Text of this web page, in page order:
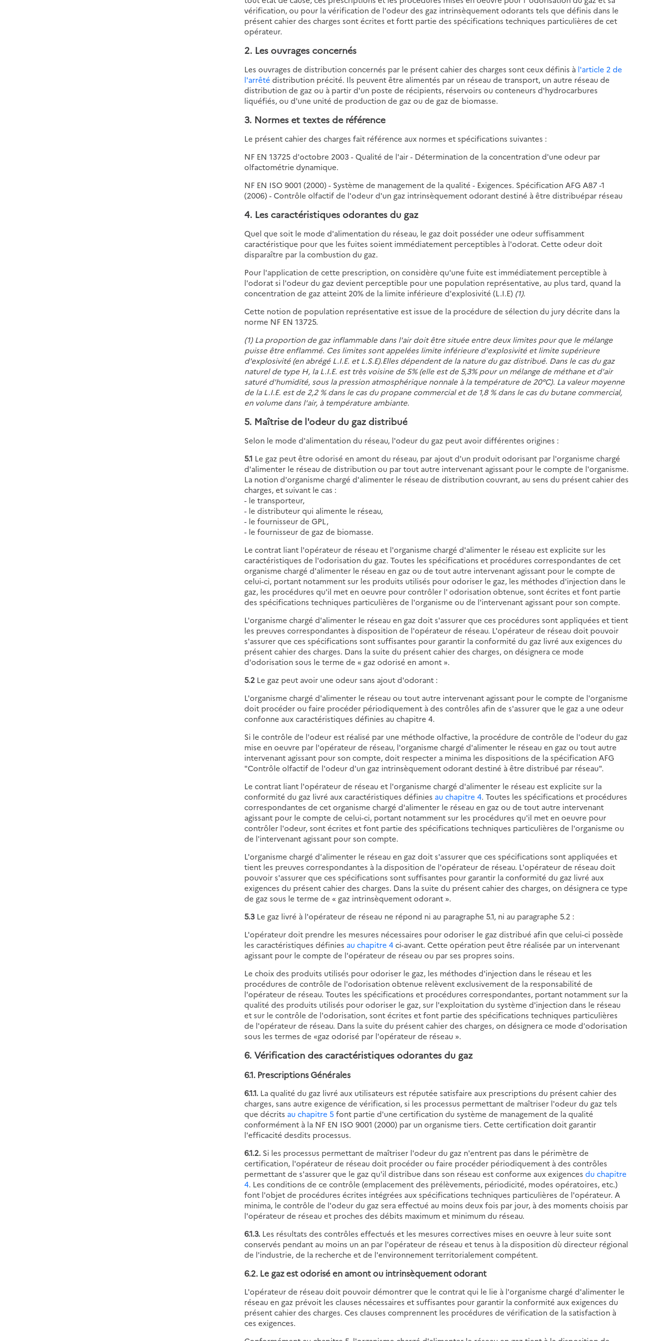
vérification, ou pour la vérification de l'odeur des gaz intrinsèquement odorants tels que définis dans le
présent cahier des charges sont écrites et fortt partie des spécifications techniques particulières de cet
opérateur.
2. Les ouvrages concernés
Les ouvrages de distribution concernés par le présent cahier des charges sont ceux définis à l'article 2 de
l'arrêté distribution précité. Ils peuvent être alimentés par un réseau de transport, un autre réseau de
distribution de gaz ou à partir d'un poste de récipients, réservoirs ou conteneurs d'hydrocarbures
liquéfiés, ou d'une unité de production de gaz ou de gaz de biomasse.
3. Normes et textes de référence
Le présent cahier des charges fait référence aux normes et spécifications suivantes :
NF EN 13725 d'octobre 2003 - Qualité de l'air - Détermination de la concentration d'une odeur par
olfactométrie dynamique.
NF EN ISO 9001 (2000) - Système de management de la qualité - Exigences. Spécification AFG A87 -1
(2006) - Contrôle olfactif de l'odeur d'un gaz intrinsèquement odorant destiné à être distribuépar réseau
4. Les caractéristiques odorantes du gaz
Quel que soit le mode d'alimentation du réseau, le gaz doit posséder une odeur suffisamment
caractéristique pour que les fuites soient immédiatement perceptibles à l'odorat. Cette odeur doit
disparaître par la combustion du gaz.
Pour l'application de cette prescription, on considère qu'une fuite est immédiatement perceptible à
l'odorat si l'odeur du gaz devient perceptible pour une population représentative, au plus tard, quand la
concentration de gaz atteint 20% de la limite inférieure d'explosivité (L.I.E) (1).
Cette notion de population représentative est issue de la procédure de sélection du jury décrite dans la
norme NF EN 13725.
(1) La proportion de gaz inflammable dans l'air doit être située entre deux limites pour que le mélange
puisse être enflammé. Ces limites sont appelées limite inférieure d'explosivité et limite supérieure
d'explosivité (en abrégé L.I.E. et L.S.E).Elles dépendent de la nature du gaz distribué. Dans le cas du gaz
naturel de type H, la L.I.E. est très voisine de 5% (elle est de 5,3% pour un mélange de méthane et d'air
saturé d'humidité, sous la pression atmosphérique nonnale à la température de 20°C). La valeur moyenne
de la L.I.E. est de 2,2 % dans le cas du propane commercial et de 1,8 % dans le cas du butane commercial,
en volume dans l'air, à température ambiante.
5. Maîtrise de l'odeur du gaz distribué
Selon le mode d'alimentation du réseau, l'odeur du gaz peut avoir différentes origines :
5.1 Le gaz peut être odorisé en amont du réseau, par ajout d'un produit odorisant par l'organisme chargé
d'alimenter le réseau de distribution ou par tout autre intervenant agissant pour le compte de l'organisme.
La notion d'organisme chargé d'alimenter le réseau de distribution couvrant, au sens du présent cahier des
charges, et suivant le cas :
- le transporteur,
- le distributeur qui alimente le réseau,
- le fournisseur de GPL,
- le fournisseur de gaz de biomasse.
Le contrat liant l'opérateur de réseau et l'organisme chargé d'alimenter le réseau est explicite sur les
caractéristiques de l'odorisation du gaz. Toutes les spécifications et procédures correspondantes de cet
organisme chargé d'alimenter le réseau en gaz ou de tout autre intervenant agissant pour le compte de
celui-ci, portant notamment sur les produits utilisés pour odoriser le gaz, les méthodes d'injection dans le
gaz, les procédures qu'il met en oeuvre pour contrôler l' odorisation obtenue, sont écrites et font partie
des spécifications techniques particulières de l'organisme ou de l'intervenant agissant pour son compte.
L'organisme chargé d'alimenter le réseau en gaz doit s'assurer que ces procédures sont appliquées et tient
les preuves correspondantes à disposition de l'opérateur de réseau. L'opérateur de réseau doit pouvoir
s'assurer que ces spécifications sont suffisantes pour garantir la conformité du gaz livré aux exigences du
présent cahier des charges. Dans la suite du présent cahier des charges, on désignera ce mode
d'odorisation sous le terme de « gaz odorisé en amont ».
5.2 Le gaz peut avoir une odeur sans ajout d'odorant :
L'organisme chargé d'alimenter le réseau ou tout autre intervenant agissant pour le compte de l'organisme
doit procéder ou faire procéder périodiquement à des contrôles afin de s'assurer que le gaz a une odeur
confonne aux caractéristiques définies au chapitre 4.
Si le contrôle de l'odeur est réalisé par une méthode olfactive, la procédure de contrôle de l'odeur du gaz
mise en oeuvre par l'opérateur de réseau, l'organisme chargé d'alimenter le réseau en gaz ou tout autre
intervenant agissant pour son compte, doit respecter a minima les dispositions de la spécification AFG
"Contrôle olfactif de l'odeur d'un gaz intrinsèquement odorant destiné à être distribué par réseau".
Le contrat liant l'opérateur de réseau et l'organisme chargé d'alimenter le réseau est explicite sur la
conformité du gaz livré aux caractéristiques définies au chapitre 4. Toutes les spécifications et procédures
correspondantes de cet organisme chargé d'alimenter le réseau en gaz ou de tout autre intervenant
agissant pour le compte de celui-ci, portant notamment sur les procédures qu'il met en oeuvre pour
contrôler l'odeur, sont écrites et font partie des spécifications techniques particulières de l'organisme ou
de l'intervenant agissant pour son compte.
L'organisme chargé d'alimenter le réseau en gaz doit s'assurer que ces spécifications sont appliquées et
tient les preuves correspondantes à la disposition de l'opérateur de réseau. L'opérateur de réseau doit
pouvoir s'assurer que ces spécifications sont suffisantes pour garantir la conformité du gaz livré aux
exigences du présent cahier des charges. Dans la suite du présent cahier des charges, on désignera ce type
de gaz sous le terme de « gaz intrinsèquement odorant ».
5.3 Le gaz livré à l'opérateur de réseau ne répond ni au paragraphe 5.1, ni au paragraphe 5.2 :
L'opérateur doit prendre les mesures nécessaires pour odoriser le gaz distribué afin que celui-ci possède
les caractéristiques définies au chapitre 4ci-avant. Cette opération peut être réalisée par un intervenant
agissant pour le compte de l'opérateur de réseau ou par ses propres soins.
Le choix des produits utilisés pour odoriser le gaz, les méthodes d'injection dans le réseau et les
procédures de contrôle de l'odorisation obtenue relèvent exclusivement de la responsabilité de
l'opérateur de réseau. Toutes les spécifications et procédures correspondantes, portant notamment sur la
qualité des produits utilisés pour odoriser le gaz, sur l'exploitation du système d'injection dans le réseau
et sur le contrôle de l'odorisation, sont écrites et font partie des spécifications techniques particulières
de l'opérateur de réseau. Dans la suite du présent cahier des charges, on désignera ce mode d'odorisation
sous les termes de «gaz odorisé par l'opérateur de réseau ».
6. Vérification des caractéristiques odorantes du gaz
6.1. Prescriptions Générales
6.1.1. La qualité du gaz livré aux utilisateurs est réputée satisfaire aux prescriptions du présent cahier des
charges, sans autre exigence de vérification, si les processus permettant de maîtriser l'odeur du gaz tels
que décrits au chapitre 5 font partie d'une certification du système de management de la qualité
conformément à la NF EN ISO 9001 (2000) par un organisme tiers. Cette certification doit garantir
l'efficacité desdits processus.
6.1.2. Si les processus permettant de maîtriser l'odeur du gaz n'entrent pas dans le périmètre de
certification, l'opérateur de réseau doit procéder ou faire procéder périodiquement à des contrôles
permettant de s'assurer que le gaz qu'il distribue dans son réseau est conforme aux exigencesdu chapitre
4. Les conditions de ce contrôle (emplacement des prélèvements, périodicité, modes opératoires, etc.)
font l'objet de procédures écrites intégrées aux spécifications techniques particulières de l'opérateur. A
minima, le contrôle de l'odeur du gaz sera effectué au moins deux fois par jour, à des moments choisis par
l'opérateur de réseau et proches des débits maximum et minimum du réseau.
6.1.3. Les résultats des contrôles effectués et les mesures correctives mises en oeuvre à leur suite sont
conservés pendant au moins un an par l'opérateur de réseau et tenus à la disposition dù directeur régional
de l'industrie, de la recherche et de l'environnement territorialement compétent.
6.2. Le gaz est odorisé en amont ou intrinsèquement odorant
L'opérateur de réseau doit pouvoir démontrer que le contrat qui le lie à l'organisme chargé d'alimenter le
réseau en gaz prévoit les clauses nécessaires et suffisantes pour garantir la conformité aux exigences du
présent cahier des charges. Ces clauses comprennent les procédures de vérification de la satisfaction à
ces exigences.